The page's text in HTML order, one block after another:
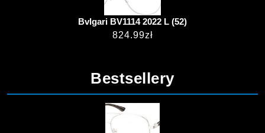
Bvlgari BV1114 2022 L (52)
824.99zł
Bestsellery